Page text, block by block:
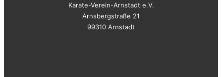
Karate-Verein-Arnstadt e.V.
Arnsbergstraße 21
99310 Arnstadt